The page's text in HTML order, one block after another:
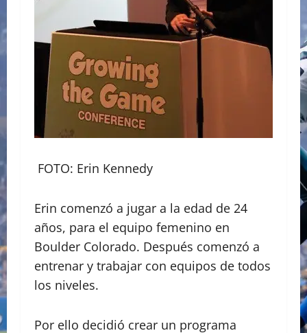
FOTO: Erin Kennedy
Erin comenzó a jugar a la edad de 24
años, para el equipo femenino en
Boulder Colorado. Después comenzó a
entrenar y trabajar con equipos de todos
los niveles.
Por ello decidió crear un programa